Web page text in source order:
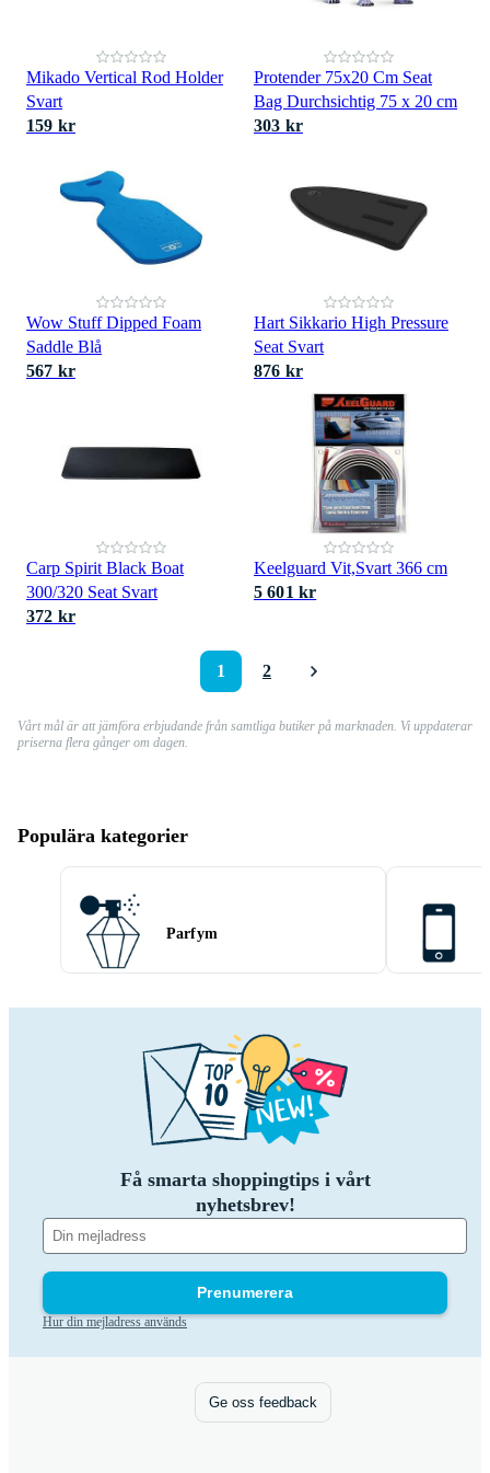
Mikado Vertical Rod Holder
Svart
159 kr
Protender 75x20 Cm Seat
Bag Durchsichtig 75 x 20 cm
303 kr
Wow Stuff Dipped Foam
Saddle Blå
567 kr
Hart Sikkario High Pressure
Seat Svart
876 kr
Carp Spirit Black Boat
300/320 Seat Svart
372 kr
Keelguard Vit,Svart 366 cm
5 601 kr
1 2
Vårt mål är att jämföra erbjudande från samtliga butiker på marknaden. Vi uppdaterar
priserna flera gånger om dagen.
Populära kategorier
Parfym
Få smarta shoppingtips i vårt
nyhetsbrev!
Prenumerera
Hur din mejladress används
Ge oss feedback